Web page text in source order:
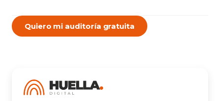
Quiero mi auditoría gratuita